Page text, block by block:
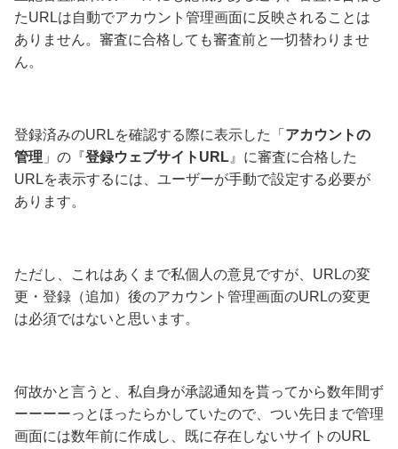
たURLは自動でアカウント管理画面に反映されることは
ありません。 審査に合格しても審査前と一切替わりませ
ん。
登録済みのURLを確認する際に表示した「 アカウントの
管理 」の『登録ウェブサイトURL 』に審査に合格した
URLを表示するには、 ユーザーが手動で設定する必要が
あります。
ただし、これはあくまで私個人の意見ですが、URLの変
更・登録（追加）後のアカウント管理画面のURLの変更
は必須ではないと思います。
何故かと言うと、私自身が承認通知を貰ってから数年間ず
ーーーーっとほったらかしていたので、つい先日まで管理
画面には数年前に作成し、既に存在しないサイトのURL